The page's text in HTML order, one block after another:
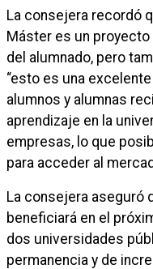
La consejera recordó
Máster es un
del alumnado, pero
“esto es una
alumnos y alumnas
aprendizaje en la
empresas, lo que
para acceder al
La consejera aseguró
beneficiará en el
dos universidades
permanencia y de